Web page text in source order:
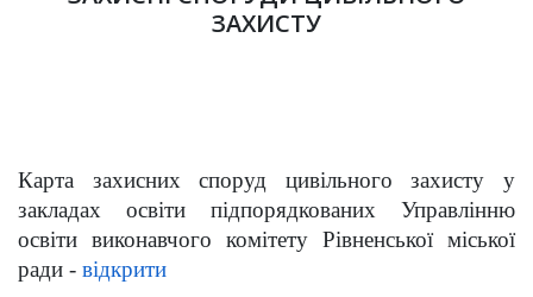
ЗАХИСТУ
Карта захисних споруд цивільного захисту у
закладах освіти підпорядкованих Управлінню
освіти виконавчого комітету Рівненської міської
ради - відкрити